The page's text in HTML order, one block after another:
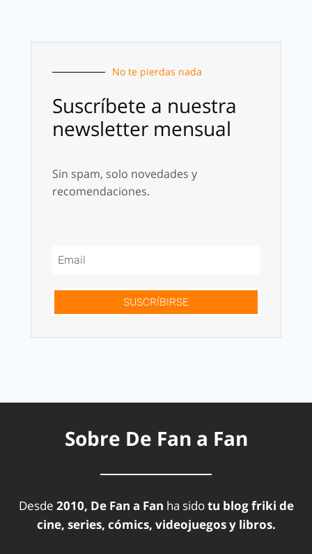
No te pierdas nada
Suscríbete a nuestra
newsletter mensual
Sin spam, solo novedades y
recomendaciones.
SUSCRÍBIRSE
Sobre De Fan a Fan
Desde 2010, De Fan a Fan ha sidotu blog friki de
cine, series, cómics, videojuegos y libros.